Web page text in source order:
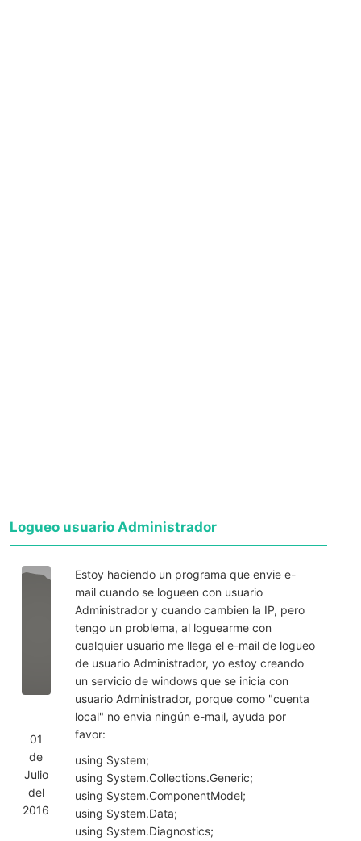
Logueo usuario Administrador
01
de
Julio
del
2016
Estoy haciendo un programa que envie e-
mail cuando se logueen con usuario
Administrador y cuando cambien la IP, pero
tengo un problema, al loguearme con
cualquier usuario me llega el e-mail de logueo
de usuario Administrador, yo estoy creando
un servicio de windows que se inicia con
usuario Administrador, porque como "cuenta
local" no envia ningún e-mail, ayuda por
favor:
using System;
using System.Collections.Generic;
using System.ComponentModel;
using System.Data;
using System.Diagnostics;